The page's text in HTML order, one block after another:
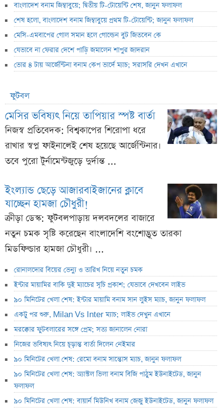
বাংলাদেশ বনাম জিম্বাবুয়ে; দ্বিতীয় টি-টোয়েন্টি শেষ, জানুন ফলাফল
শেষ হলো, বাংলাদেশ বনাম জিম্বাবুয়ে প্রথম টি-টোয়েন্টি; জানুন ফলাফল
মেসি-এমবাপের গোল সমান হলে গোল্ডেন বুট জিতবেন কে
যেভাবে না ফেরার দেশে পাড়ি জমালেন শাপুর জাদরান
ভোর ৪ টায় আর্জেন্টিনা বনাম কেপ ভার্দে ম্যাচ; সরাসরি দেখন এখানে
ফুটবল
মেসির ভবিষ্যৎ নিয়ে তাপিয়ার স্পষ্ট বার্তা
নিজস্ব প্রতিবেদক: বিশ্বকাপের শিরোপা ধরে
রাখার স্বপ্ন ফাইনালেই শেষ হয়েছে আর্জেন্টিনার।
তবে পুরো টুর্নামেন্টজুড়ে দুর্দান্ত ...
ইংল্যান্ড ছেড়ে আজারবাইজানের ক্লাবে
যাচ্ছেন হামজা চৌধুরী!
ক্রীড়া ডেস্ক: ফুটবলপাড়ায় দলবদলের বাজারে
নতুন চমক সৃষ্টি করেছেন বাংলাদেশি বংশোদ্ভূত তারকা
মিডফিল্ডার হামজা চৌধুরী। ...
রোনালদোর বিয়ের ভেন্যু ও তারিখ নিয়ে নতুন চমক
ইন্টার মায়ামির বাকি দুই ম্যাচের সূচি প্রকাশ; যেভাবে দেখবেন লাইভ
৯০ মিনিটের খেলা শেষ: ইন্টার মায়ামি বনাম সান লুইস ম্যাচ, জানুন ফলাফল
একটু পর শুরু, Milan Vs Inter ম্যাচ; লাইভ দেখুন এখানে
মরক্কোর ফুটবলারের সঙ্গে প্রেম; সত্য জানালেন নোরা
নিজের ভবিষ্যৎ নিয়ে চূড়ান্ত বার্তা দিলেন নেইমার
৯০ মিনিটের খেলা শেষ: রেমো বনাম সান্তোস ম্যাচ, জানুন ফলাফল
৯০ মিনিটের খেলা শেষ: অ্যাস্টল ভিলা বনাম বিজি পাঠুম ইউনাইটেড, জানুন
ফলাফল
৯০ মিনিটের খেলা শেষ: বায়ার্ন মিউনিখ বনাম জেজু ইউনাইটেড, জানুন ফলাফল